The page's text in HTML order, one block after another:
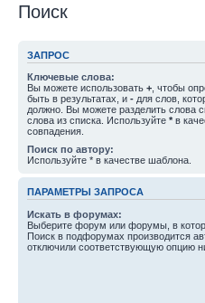
Поиск
ЗАПРОС
Ключевые слова:
Вы можете использовать + , чтобы
быть в результатах, и - для слов,
должно. Вы можете разделить слова
слова из списка. Используйте * в
совпадения.
Поиск по автору:
Используйте * в качестве шаблона.
ПАРАМЕТРЫ ЗАПРОСА
Искать в форумах:
Выберите форум или форумы, в
Поиск в подфорумах производится
отключили соответствующую опцию